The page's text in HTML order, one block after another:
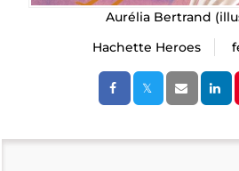
Aurélia Bertrand
Hachette Heroes